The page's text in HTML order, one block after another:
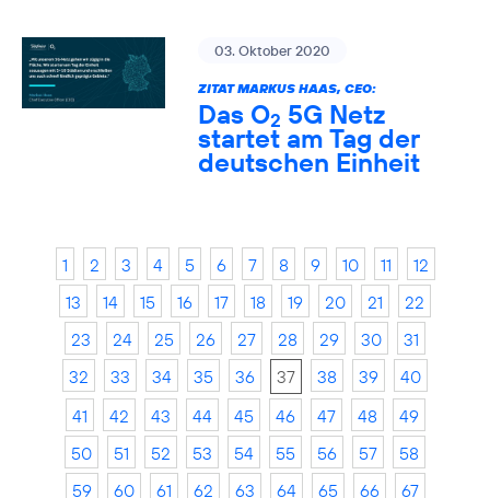
03. Oktober 2020
ZITAT MARKUS HAAS, CEO:
Das O2 5G Netz
startet am Tag der
deutschen Einheit
1 2 3 4 5 6 7 8 9 10 11
12
13
14 15 16 17 18 19 20 21
22
23
24 25 26 27 28 29 30
31
32
33 34 35 36 37 38 39
40
41
42 43 44 45 46 47 48
49
50
51 52 53 54 55 56 57
58
59
60 61 62 63 64 65 66
67